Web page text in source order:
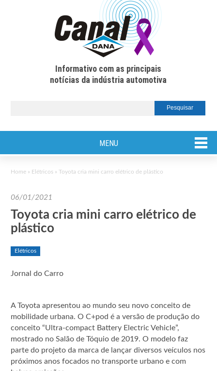
Informativo com as principais
notícias da indústria automotiva
MENU
Home » Elétricos »Toyota cria mini carro elétrico de plástico
06/01/2021
Toyota cria mini carro elétrico de
plástico
Elétricos
Jornal do Carro
A Toyota apresentou ao mundo seu novo conceito de
mobilidade urbana. O C+pod é a versão de produção do
conceito “Ultra-compact Battery Electric Vehicle”,
mostrado no Salão de Tóquio de 2019. O modelo faz
parte do projeto da marca de lançar diversos veículos nos
próximos anos focados no transporte urbano e com